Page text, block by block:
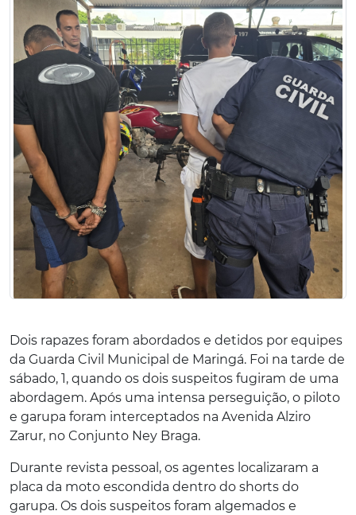
Dois rapazes foram abordados e detidos por equipes
da Guarda Civil Municipal de Maringá. Foi na tarde de
sábado, 1, quando os dois suspeitos fugiram de uma
abordagem. Após uma intensa perseguição, o piloto
e garupa foram interceptados na Avenida Alziro
Zarur, no Conjunto Ney Braga.
Durante revista pessoal, os agentes localizaram a
placa da moto escondida dentro do shorts do
garupa. Os dois suspeitos foram algemados e